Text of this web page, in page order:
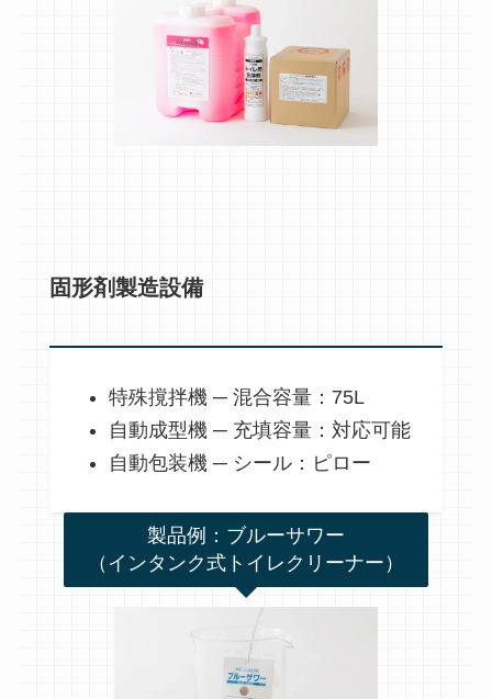
固形剤製造設備
特殊撹拌機 ─ 混合容量：75L
自動成型機 ─ 充填容量：対応可能
自動包装機 ─ シール：ピロー
製品例：ブルーサワー
（インタンク式トイレクリーナー）